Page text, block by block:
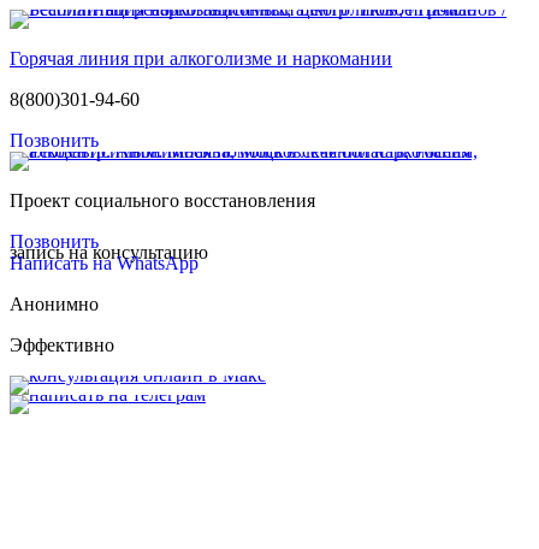
Горячая линия при алкоголизме и наркомании
8(800)301-94-60
Позвонить
Проект социального восстановления
Позвонить
запись на консультацию
Написать на WhatsApp
Анонимно
Эффективно